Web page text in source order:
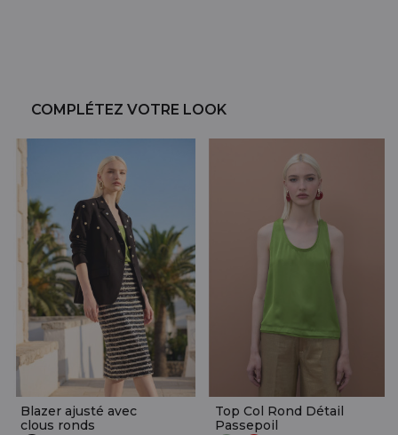
COMPLÉTEZ VOTRE LOOK
Blazer ajusté avec
clous ronds
Top Col Rond Détail
Passepoil